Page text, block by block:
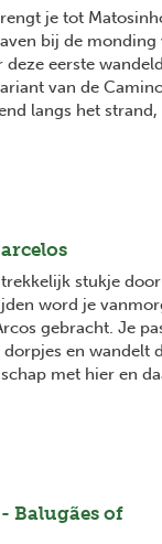
je tot
bij de monding
deze eerste
van de
langs het
loop je
aan de kust
stukje door
word je
gebracht. Je
en wandelt
met hier en
het algemeen
je genieten van de
Balugães of